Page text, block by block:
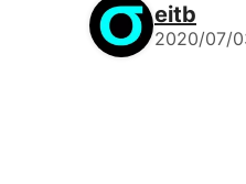
eitb
2020/07/